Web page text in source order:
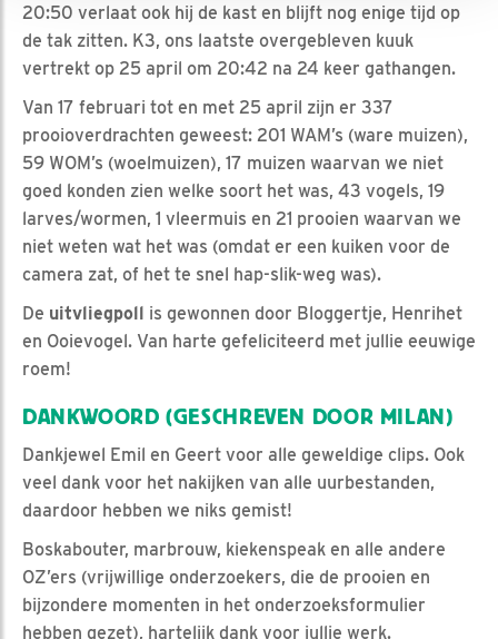
20:50 verlaat ook hij de kast en blijft nog enige tijd op
de tak zitten. K3, ons laatste overgebleven kuuk
vertrekt op 25 april om 20:42 na 24 keer gathangen.
Van 17 februari tot en met 25 april zijn er 337
prooioverdrachten geweest: 201 WAM’s (ware muizen),
59 WOM’s (woelmuizen), 17 muizen waarvan we niet
goed konden zien welke soort het was, 43 vogels, 19
larves/wormen, 1 vleermuis en 21 prooien waarvan we
niet weten wat het was (omdat er een kuiken voor de
camera zat, of het te snel hap-slik-weg was).
De uitvliegpoll is gewonnen door Bloggertje, Henrihet
en Ooievogel. Van harte gefeliciteerd met jullie eeuwige
roem!
DANKWOORD (GESCHREVEN DOOR MILAN)
Dankjewel Emil en Geert voor alle geweldige clips. Ook
veel dank voor het nakijken van alle uurbestanden,
daardoor hebben we niks gemist!
Boskabouter, marbrouw, kiekenspeak en alle andere
OZ’ers (vrijwillige onderzoekers, die de prooien en
bijzondere momenten in het onderzoeksformulier
hebben gezet), hartelijk dank voor jullie werk.